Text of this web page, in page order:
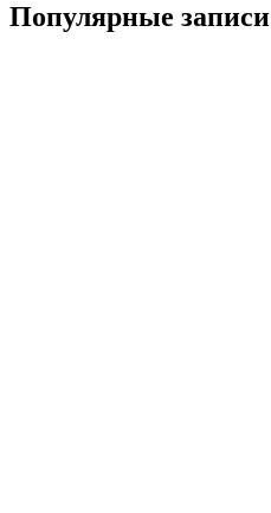
Популярные записи